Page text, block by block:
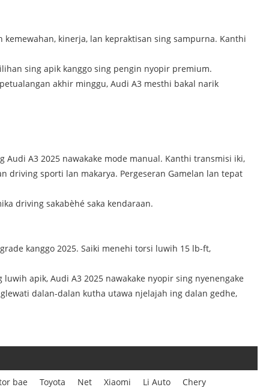
kinerja, lan kepraktisan sing sampurna. Kanthi
sing apik kanggo sing pengin nyopir premium.
akhir minggu, Audi A3 mesthi bakal narik
Audi A3 2025 nawakake mode manual. Kanthi transmisi iki,
driving sporti lan makarya. Pergeseran Gamelan lan tepat
driving sakabèhé saka kendaraan.
kanggo 2025. Saiki menehi torsi luwih 15 lb-ft,
apik, Audi A3 2025 nawakake nyopir sing nyenengake
dalan-dalan kutha utawa njelajah ing dalan gedhe,
bae Toyota Net Xiaomi Li Auto
Chery